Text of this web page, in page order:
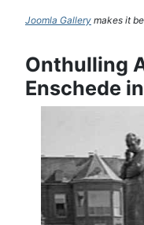
Joomla Gallery makes it
Onthulling
Enschede